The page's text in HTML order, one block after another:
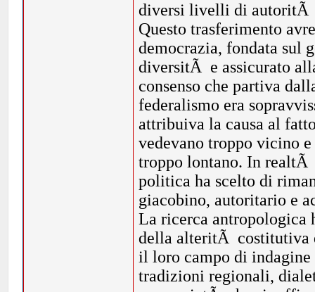
diversi livelli di autoritÃ
Questo trasferimento
democrazia, fondata sul
diversitÃ e assicurato
consenso che partiva
federalismo era
attribuiva la causa al
vedevano troppo vicino
troppo lontano. In
politica ha scelto di
giacobino, autoritario e
La ricerca antropologica
della alteritÃ costitutiva
il loro campo di
tradizioni regionali,